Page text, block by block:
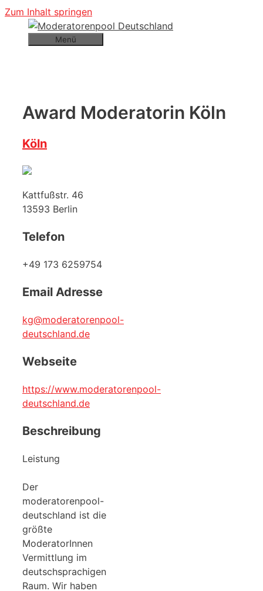
Zum Inhalt springen
Menü
Award Moderatorin Köln
Köln
Kattfußstr. 46
13593 Berlin
Telefon
+49 173 6259754
Email Adresse
kg@moderatorenpool-
deutschland.de
Webseite
https://www.moderatorenpool-
deutschland.de
Beschreibung
Leistung
Der
moderatorenpool-
deutschland ist die
größte
ModeratorInnen
Vermittlung im
deutschsprachigen
Raum. Wir haben